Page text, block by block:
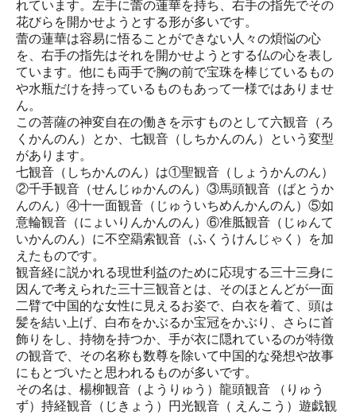
れています。左手に蕾の蓮華を持ち、右手の指先でその
花びらを開かせようとする形が多いです。
蕾の蓮華は容易に悟ることができない人々の煩悩の心
を、右手の指先はそれを開かせようとする仏の心を表し
ています。他にも両手で胸の前で宝珠を棒じているもの
や水瓶だけを持っているものもあって一様ではありませ
ん。
この菩薩の神変自在の働きを示すものとして六観音（ろ
くかんのん）とか、七観音（しちかんのん）という変型
があります。
七観音（しちかんのん）は①聖観音（しょうかんのん）
②千手観音（せんじゅかんのん）③馬頭観音（ばとうか
んのん）④十一面観音（じゅういちめんかんのん）⑤如
意輪観音（にょいりんかんのん）⑥准胝観音（じゅんて
いかんのん）に不空羂索観音（ふくうけんじゃく）を加
えたものです。
観音経に説かれる現世利益のために応現する三十三身に
因んで考えられた三十三観音とは、そのほとんどが一面
二臂で中国的な女性に見えるお姿で、白衣を着て、頭は
髪を結い上げ、白布をかぶるか宝冠をかぶり、さらに首
飾りをし、持物を持つか、手が衣に隠れているのが特徴
の観音で、その名称も数尊を除いて中国的な発想や故事
にもとづいたと思われるものが多いです。
その名は、楊柳観音（ようりゅう）龍頭観音 （りゅう
ず）持経観音（じきょう）円光観音（ えんこう）遊戯観